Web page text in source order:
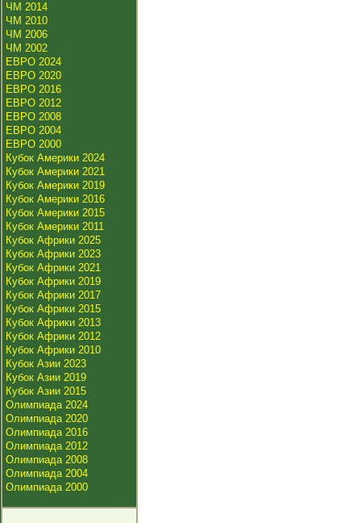
ЧМ 2014
ЧМ 2010
ЧМ 2006
ЧМ 2002
ЕВРО 2024
ЕВРО 2020
ЕВРО 2016
ЕВРО 2012
ЕВРО 2008
ЕВРО 2004
ЕВРО 2000
Кубок Америки 2024
Кубок Америки 2021
Кубок Америки 2019
Кубок Америки 2016
Кубок Америки 2015
Кубок Америки 2011
Кубок Африки 2025
Кубок Африки 2023
Кубок Африки 2021
Кубок Африки 2019
Кубок Африки 2017
Кубок Африки 2015
Кубок Африки 2013
Кубок Африки 2012
Кубок Африки 2010
Кубок Азии 2023
Кубок Азии 2019
Кубок Азии 2015
Олимпиада 2024
Олимпиада 2020
Олимпиада 2016
Олимпиада 2012
Олимпиада 2008
Олимпиада 2004
Олимпиада 2000